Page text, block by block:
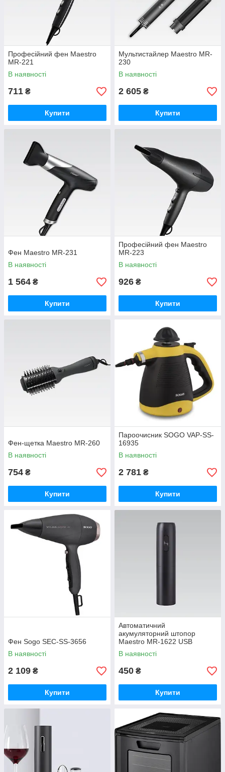
Професійний фен Maestro
MR-221
В наявності
711 ₴
Купити
Мультистайлер Maestro MR-
230
В наявності
2 605 ₴
Купити
Фен Maestro MR-231
В наявності
1 564 ₴
Купити
Професійний фен Maestro
MR-223
В наявності
926 ₴
Купити
Фен-щетка Maestro MR-260
В наявності
754 ₴
Купити
Пароочисник SOGO VAP-SS-
16935
В наявності
2 781 ₴
Купити
Фен Sogo SEC-SS-3656
В наявності
2 109 ₴
Купити
Автоматичний
акумуляторний штопор
Maestro MR-1622 USB
В наявності
450 ₴
Купити